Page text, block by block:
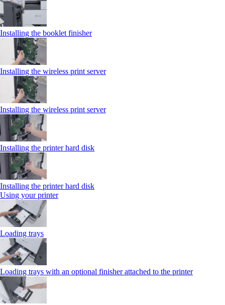
Installing the booklet finisher
Installing the wireless print server
Installing the wireless print server
Installing the printer hard disk
Installing the printer hard disk
Using your printer
Loading trays
Loading trays with an optional finisher attached to the printer